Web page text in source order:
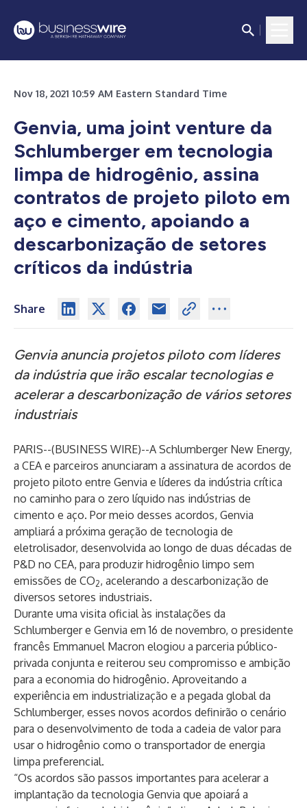
Nov 18, 2021 10:59 AM Eastern Standard Time
Genvia, uma joint venture da
Schlumberger em tecnologia
limpa de hidrogênio, assina
contratos de projeto piloto em
aço e cimento, apoiando a
descarbonização de setores
críticos da indústria
Share
Genvia anuncia projetos piloto com líderes
da indústria que irão escalar tecnologias e
acelerar a descarbonização de vários setores
industriais
PARIS--(BUSINESS WIRE)--A Schlumberger New Energy,
a CEA e parceiros anunciaram a assinatura de acordos de
projeto piloto entre Genvia e líderes da indústria crítica
no caminho para o zero líquido nas indústrias de
cimento e aço. Por meio desses acordos, Genvia
ampliará a próxima geração de tecnologia de
eletrolisador, desenvolvida ao longo de duas décadas de
P&D no CEA, para produzir hidrogênio limpo sem
emissões de CO2, acelerando a descarbonização de
diversos setores industriais.
Durante uma visita oficial às instalações da
Schlumberger e Genvia em 16 de novembro, o presidente
francês Emmanuel Macron elogiou a parceria público-
privada conjunta e reiterou seu compromisso e ambição
para a economia do hidrogênio. Aproveitando a
experiência em industrialização e a pegada global da
Schlumberger, esses novos acordos definirão o cenário
para o desenvolvimento de toda a cadeia de valor para
usar o hidrogênio como o transportador de energia
limpa preferencial.
“Os acordos são passos importantes para acelerar a
implantação da tecnologia Genvia que apoiará a